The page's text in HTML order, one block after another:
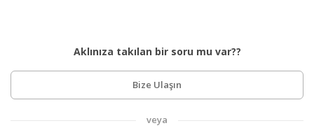
Aklınıza takılan bir soru mu var??
Bize Ulaşın
veya